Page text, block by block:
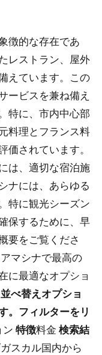
徴的な存在であ
レストラン、屋外
えています。この
ービスを兼ね備え
特に、市内中心部
料理とフランス料
されています。
は、適切な宿泊施
ナには、あらゆる
特に観光シーズン
保するために、早
要をご覧くださ
アマシナで最高の
に最適なオプショ
べ替えオプショ
。フィルターをリ
ン 特徴料金 検索結
スカル国内から